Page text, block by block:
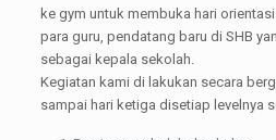
ke gym untuk membuka hari
para guru, pendatang baru di SHB
sebagai kepala sekolah.
Kegiatan kami di lakukan secara
sampai hari ketiga disetiap levelnya